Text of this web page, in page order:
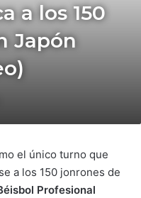
a los 150
Japón
el único turno que
a los 150 jonrones de
Profesional